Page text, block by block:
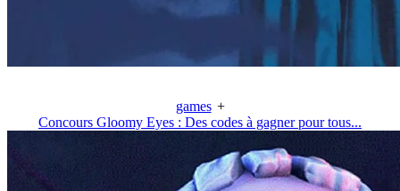
games +
Concours Gloomy Eyes : Des codes à gagner pour tous...